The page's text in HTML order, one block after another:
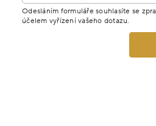
Odesláním formuláře souhlasíte se
účelem vyřízení vašeho dotazu.